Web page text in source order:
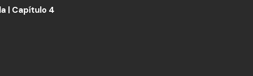
| Capítulo 4